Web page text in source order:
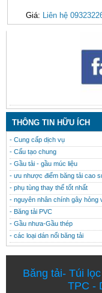
Giá: Liên hệ
THÔNG TIN HỮU ÍCH
- Cung cấp dịch vụ
- Cấu tạo chung
- Gầu tải - gầu múc liệu
- ưu nhược điểm băng tải cao
- phụ tùng thay thế tốt nhất
- nguyên nhân chính gây hỏng
- Băng tải PVC
- Gầu nhưa-Gầu thép
- các loại dán nối băng tải
Băng tải- Túi
TPC -